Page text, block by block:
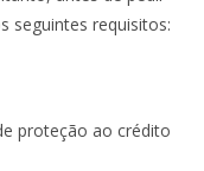
seguintes requisitos:
proteção ao crédito